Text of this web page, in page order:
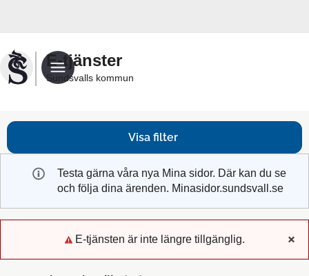
Sundsvalls
kommuns
e-
E-tjänster
Sundsvalls kommun
Visa filter
Testa gärna våra nya Mina sidor. Där kan du se
och följa dina ärenden. Minasidor.sundsvall.se
E-tjänsten är inte längre tillgänglig. x